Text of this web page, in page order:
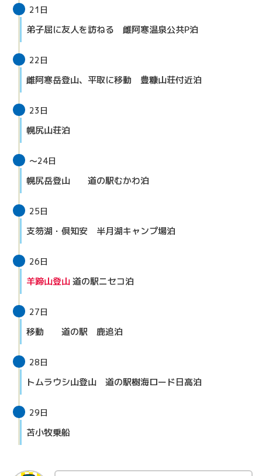
21日
弟子屈に友人を訪ねる 雌阿寒温泉公共P泊
22日
雌阿寒岳登山、平取に移動 豊糠山荘付近泊
23日
幌尻山荘泊
～24日
幌尻岳登山 道の駅むかわ泊
25日
支笏湖・倶知安 半月湖キャンプ場泊
26日
羊蹄山登山道の駅ニセコ泊
27日
移動 道の駅 鹿追泊
28日
トムラウシ山登山 道の駅樹海ロード日高泊
29日
苫小牧乗船